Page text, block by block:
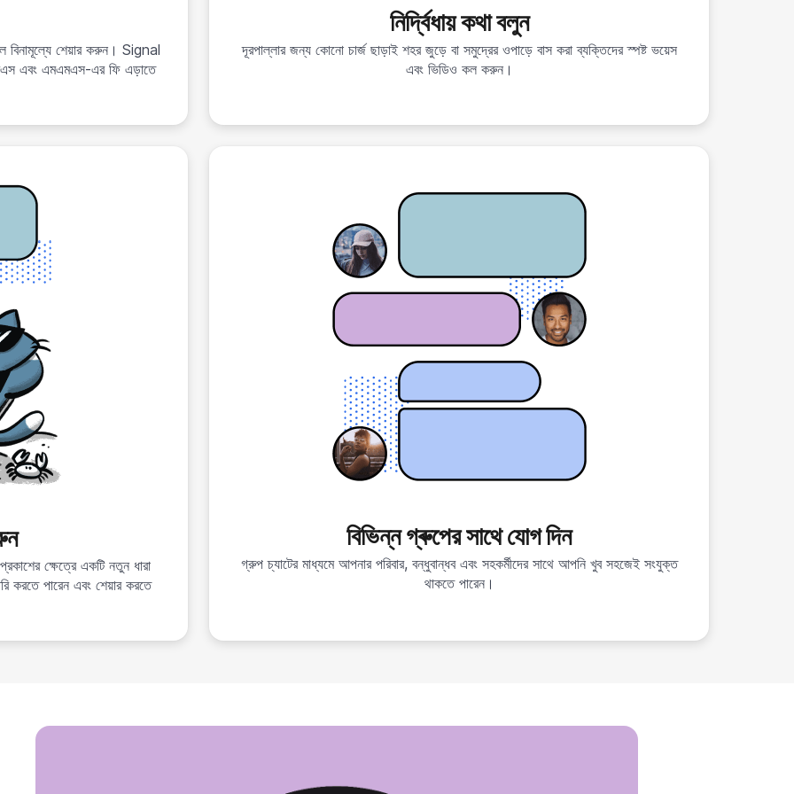
বিনামূল্যে শেয়ার করুন। Signal
এবং এমএমএস-এর ফি এড়াতে
নির্দ্বিধায় কথা বলুন
দূরপাল্লার জন্য কোনো চার্জ ছাড়াই শহর জুড়ে বা সমুদ্রের ওপাড়ে বাস করা ব্যক্তিদের স্পষ্ট ভয়েস
এবং ভিডিও কল করুন।
ক্ষেত্রে একটি নতুন ধারা
করতে পারেন এবং শেয়ার করতে
বিভিন্ন গ্ৰুপের সাথে যোগ দিন
গ্রুপ চ্যাটের মাধ্যমে আপনার পরিবার, বন্ধুবান্ধব এবং সহকর্মীদের সাথে আপনি খুব সহজেই সংযুক্ত
থাকতে পারেন।